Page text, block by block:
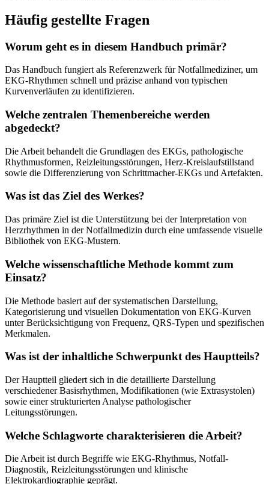
Häufig gestellte Fragen
Worum geht es in diesem Handbuch primär?
Das Handbuch fungiert als Referenzwerk für Notfallmediziner, um
EKG-Rhythmen schnell und präzise anhand von typischen
Kurvenverläufen zu identifizieren.
Welche zentralen Themenbereiche werden
abgedeckt?
Die Arbeit behandelt die Grundlagen des EKGs, pathologische
Rhythmusformen, Reizleitungsstörungen, Herz-Kreislaufstillstand
sowie die Differenzierung von Schrittmacher-EKGs und Artefakten.
Was ist das Ziel des Werkes?
Das primäre Ziel ist die Unterstützung bei der Interpretation von
Herzrhythmen in der Notfallmedizin durch eine umfassende visuelle
Bibliothek von EKG-Mustern.
Welche wissenschaftliche Methode kommt zum
Einsatz?
Die Methode basiert auf der systematischen Darstellung,
Kategorisierung und visuellen Dokumentation von EKG-Kurven
unter Berücksichtigung von Frequenz, QRS-Typen und spezifischen
Merkmalen.
Was ist der inhaltliche Schwerpunkt des Hauptteils?
Der Hauptteil gliedert sich in die detaillierte Darstellung
verschiedener Basisrhythmen, Modifikationen (wie Extrasystolen)
sowie einer strukturierten Analyse pathologischer
Leitungsstörungen.
Welche Schlagworte charakterisieren die Arbeit?
Die Arbeit ist durch Begriffe wie EKG-Rhythmus, Notfall-
Diagnostik, Reizleitungsstörungen und klinische
Elektrokardiographie geprägt.